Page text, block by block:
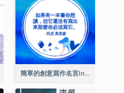
簡單的創意寫作名言Instagram帖子